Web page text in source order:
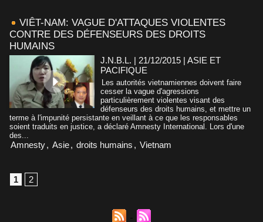
VIÊT-NAM: VAGUE D'ATTAQUES VIOLENTES
CONTRE DES DÉFENSEURS DES DROITS
HUMAINS
J.N.B.L. | 21/12/2015 | ASIE ET
PACIFIQUE
Les autorités vietnamiennes doivent faire
cesser la vague d'agressions
particulièrement violentes visant des
défenseurs des droits humains, et mettre un
terme à l'impunité persistante en veillant à ce que les responsables
soient traduits en justice, a déclaré Amnesty International. Lors d'une
des...
Amnesty, Asie, droits humains , Vietnam
1 2